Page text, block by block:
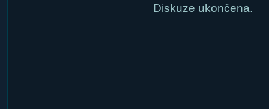
Diskuze ukončena.